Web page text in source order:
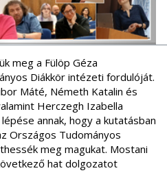
meg a Fülöp Géza
Diákkör intézeti fordulóját.
Máté, Németh Katalin és
Herczegh Izabella
annak, hogy a kutatásban
Országos Tudományos
meg magukat. Mostani
hat dolgozatot